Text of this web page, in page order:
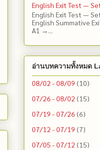
English Exit Test —
English Exit Test — Set
English Summative
A1 →...
อ่านบทความทั้งหมด
08/02 - 08/09 (10)
07/26 - 08/02 (15)
07/19 - 07/26 (6)
07/12 - 07/19 (7)
07/05 - 07/12 (15)